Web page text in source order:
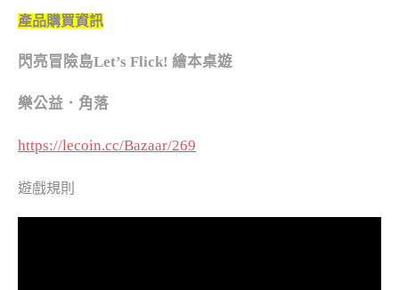
產品購買資訊
閃亮冒險島Let’s Flick! 繪本桌遊
樂公益．角落
https://lecoin.cc/Bazaar/269
遊戲規則